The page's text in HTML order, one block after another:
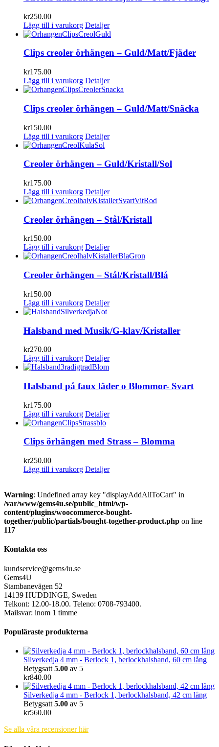
kr250.00
Lägg till i varukorg Detaljer
Clips creoler örhängen – Guld/Matt/Fjäder
kr175.00
Lägg till i varukorg Detaljer
Clips creoler örhängen – Guld/Matt/Snäcka
kr150.00
Lägg till i varukorg Detaljer
Creoler örhängen – Guld/Kristall/Sol
kr175.00
Lägg till i varukorg Detaljer
Creoler örhängen – Stål/Kristall
kr150.00
Lägg till i varukorg Detaljer
Creoler örhängen – Stål/Kristall/Blå
kr150.00
Lägg till i varukorg Detaljer
Halsband med Musik/G-klav/Kristaller
kr270.00
Lägg till i varukorg Detaljer
Halsband på faux läder o Blommor- Svart
kr175.00
Lägg till i varukorg Detaljer
Clips örhängen med Strass – Blomma
kr250.00
Lägg till i varukorg Detaljer
Warning: Undefined array key "displayAddAllToCart" in
/var/www/gems4u.se/public_html/wp-
content/plugins/woocommerce-bought-
together/public/partials/bought-together-product.php on line
117
Kontakta oss
kundservice@gems4u.se
Gems4U
Stambanevägen 52
14139 HUDDINGE, Sweden
Telkont: 12.00-18.00. Teleno: 0708-793400.
Mailsvar: inom 1 timme
Populäraste produkterna
Silverkedja 4 mm - Berlock 1, berlockhalsband, 60 cm lång
Betygsatt 5.00 av 5
kr840.00
Silverkedja 4 mm - Berlock 1, berlockhalsband, 42 cm lång
Betygsatt 5.00 av 5
kr560.00
Se alla våra recensioner här